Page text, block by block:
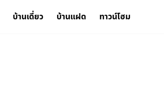
บ้านเดี่ยว บ้านแฝด ทาวน์โฮม